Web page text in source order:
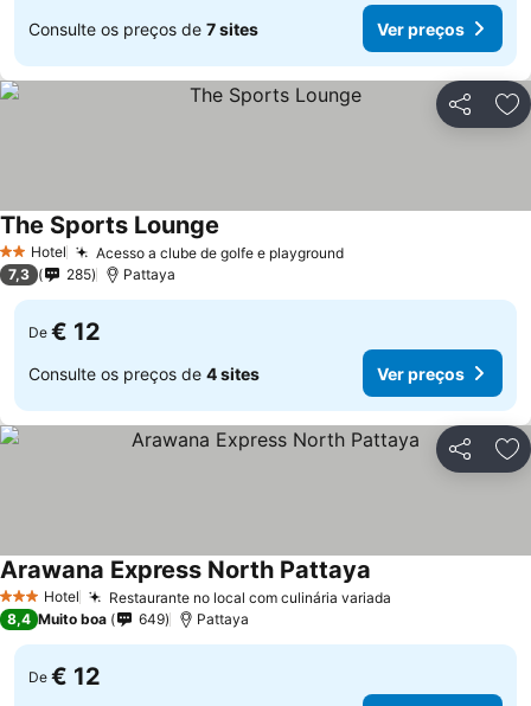
Consulte os preços de 7 sites Ver preços
Partilhar
2 Estrelas
Hotel Acesso a clube de golfe e playground
The Sports Lounge
7,3 285 Pattaya
De € 12
Consulte os preços de 4 sites Ver preços
Partilhar
3 EstrelasHotel Restaurante no local com culinária variada
Arawana Express North Pattaya
8,4 Muito boa 649 Pattaya
De € 12